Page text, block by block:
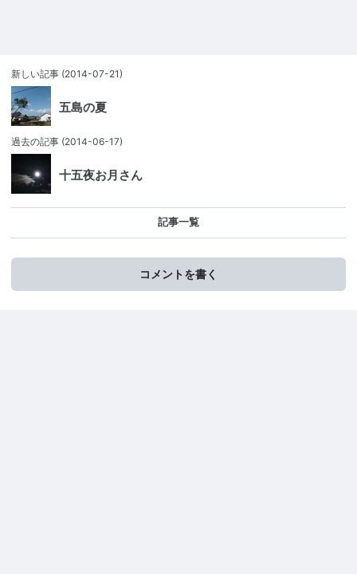
新しい記事 (2014-07-21)
五島の夏
過去の記事 (2014-06-17)
十五夜お月さん
記事一覧
コメントを書く